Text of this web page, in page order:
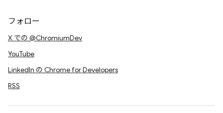
フォロー
X での @ChromiumDev
YouTube
LinkedIn の Chrome for Developers
RSS